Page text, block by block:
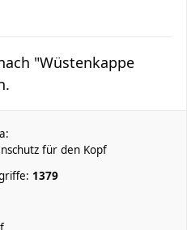
"Wüstenkappe
für den Kopf
1379